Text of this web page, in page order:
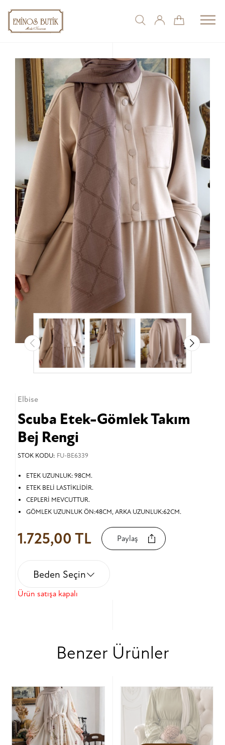
Elbise
Scuba Etek-Gömlek Takım
Bej Rengi
STOK KODU: FU-BE6339
ETEK UZUNLUK: 98CM.
ETEK BELİ LASTİKLİDİR.
CEPLERİ MEVCUTTUR.
GÖMLEK UZUNLUK ÖN:48CM, ARKA UZUNLUK:62CM.
1.725,00 TL Paylaş
Beden Seçin
Ürün satışa kapalı
Benzer Ürünler